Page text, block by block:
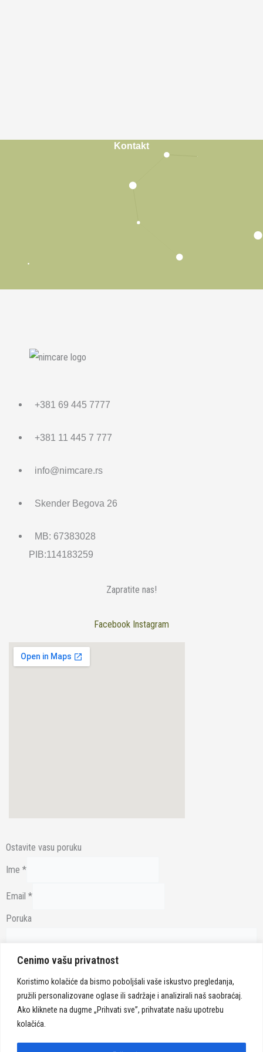
Cenimo vašu privatnost
Koristimo kolačiće da bismo poboljšali vaše iskustvo pregledanja,
pružili personalizovane oglase ili sadržaje i analizirali naš saobraćaj.
Ako kliknete na dugme „Prihvati sve”, prihvatate našu upotrebu
kolačića.
Kontakt
+381 69 445 7777
+381 11 445 7 777
info@nimcare.rs
Skender Begova 26
MB: 67383028
PIB:114183259
Zapratite nas!
Facebook Instagram
Ostavite vasu poruku
Ime *
Email *
Poruka
Pošalji